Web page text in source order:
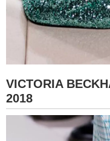
VICTORIA
2018